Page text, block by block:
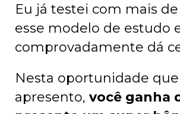
Eu já testei com mais de
esse modelo de estudo
comprovadamente dá
Nesta oportunidade
apresento, você ganha